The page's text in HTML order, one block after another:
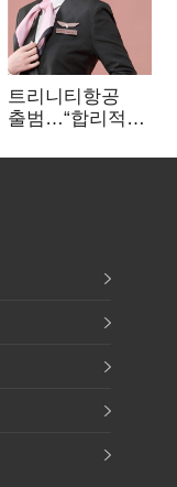
트리니티항공
출범…“합리적
서비스로 승부”